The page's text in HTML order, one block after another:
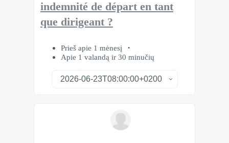
indemnité de départ en tant
que dirigeant ?
Prieš apie 1 mėnesį
Apie 1 valandą ir 30 minučių